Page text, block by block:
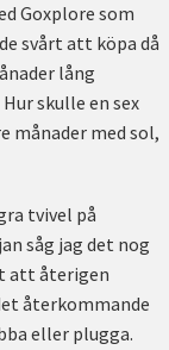
Goxplore som
svårt att köpa då
lång
skulle en sex
månader med sol,
tvivel på
såg jag det nog
att återigen
återkommande
eller plugga.